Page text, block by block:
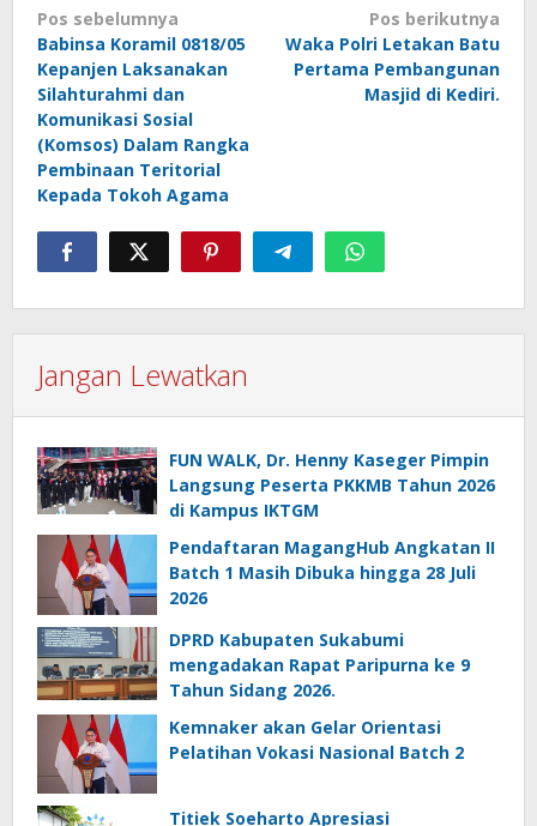
Navigasi
pos
Pos sebelumnya
Babinsa Koramil 0818/05
Kepanjen Laksanakan
Silahturahmi dan
Komunikasi Sosial
(Komsos) Dalam Rangka
Pembinaan Teritorial
Kepada Tokoh Agama
Pos berikutnya
Waka Polri Letakan Batu
Pertama Pembangunan
Masjid di Kediri.
Jangan Lewatkan
FUN WALK, Dr. Henny Kaseger Pimpin
Langsung Peserta PKKMB Tahun 2026
di Kampus IKTGM
Pendaftaran MagangHub Angkatan II
Batch 1 Masih Dibuka hingga 28 Juli
2026
DPRD Kabupaten Sukabumi
mengadakan Rapat Paripurna ke 9
Tahun Sidang 2026.
Kemnaker akan Gelar Orientasi
Pelatihan Vokasi Nasional Batch 2
Titiek Soeharto Apresiasi